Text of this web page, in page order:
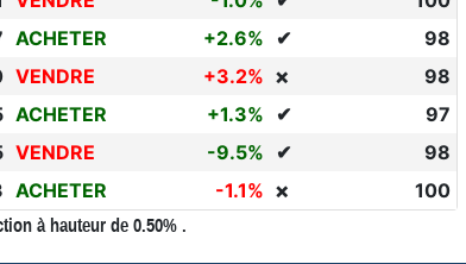
ACHETER +2.6% ✔
98
VENDRE +3.2% ❌
98
ACHETER +1.3% ✔
97
VENDRE -9.5% ✔
98
ACHETER -1.1% ❌ 100
à hauteur de 0.50% .